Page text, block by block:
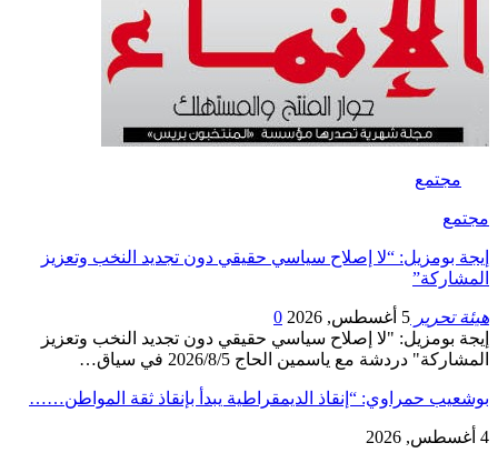
مجتمع
مجتمع
إيجة بومزيل: “لا إصلاح سياسي حقيقي دون تجديد النخب وتعزيز
المشاركة”
هيئة تحرير 5 أغسطس, 2026
0
إيجة بومزيل: "لا إصلاح سياسي حقيقي دون تجديد النخب وتعزيز
المشاركة" دردشة مع ياسمين الحاج 2026/8/5 في سياق…
بوشعيب حمراوي: “إنقاذ الديمقراطية يبدأ بإنقاذ ثقة المواطن……
4 أغسطس, 2026